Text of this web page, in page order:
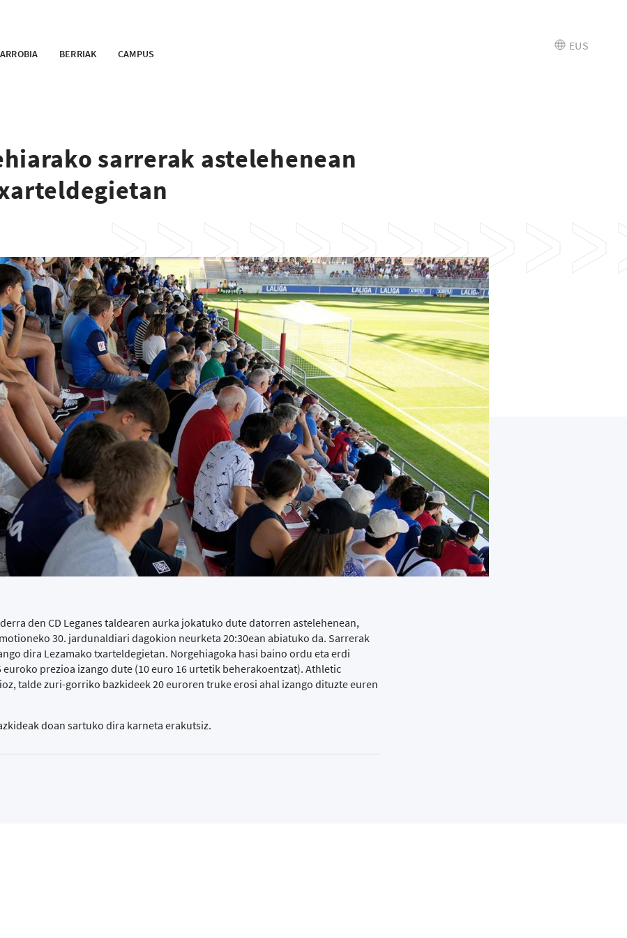
BERRIAK CAMPUS
EUS
sarrerak astelehenean
den CD Leganes taldearen aurka jokatuko dute datorren astelehenean,
30. jardunaldiari dagokion neurketa 20:30ean abiatuko da. Sarrerak
dira Lezamako txarteldegietan. Norgehiagoka hasi baino ordu eta erdi
prezioa izango dute (10 euro 16 urtetik beherakoentzat). Athletic
talde zuri-gorriko bazkideek 20 euroren truke erosi ahal izango dituzte euren
doan sartuko dira karneta erakutsiz.